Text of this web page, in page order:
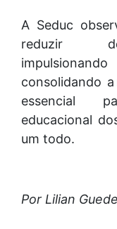
A Seduc
reduzir
consolidando
essencial
educacional
um todo.
Por Lilian